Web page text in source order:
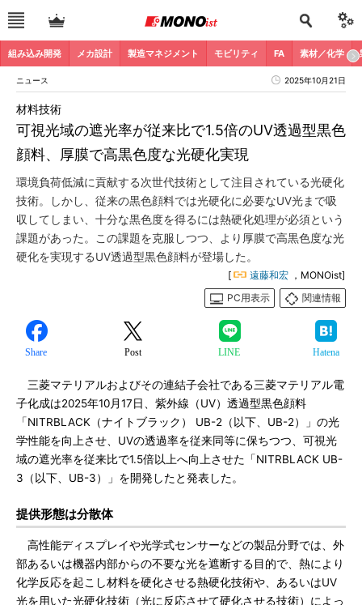
組み込み開発 メカ設計 製造マネジメント モビリティ FA 素材／化学
ニュース 2025年10月21日
可視光域の遮光率が従来比で1.5倍のUV透過型黒色
顔料、厚膜で高黒色度な光硬化実現
材料技術
環境負荷低減に貢献する次世代技術として注目されている光硬化
技術。しかし、従来の黒色顔料では光硬化に必要なUV光まで吸
収してしまい、十分な黒色度を得るには熱硬化処理が必須という
課題があった。この課題を克服しつつ、より厚膜で高黒色度な光
硬化を実現するUV透過型黒色顔料が登場した。
[ 遠藤和宏 ，MONOist]
PC用表示
関連情報
Share Post LINE Hatena
三菱マテリアルおよびその連結子会社である三菱マテリアル電
子化成は2025年10月17日、紫外線（UV）透過型黒色顔料
「NITRBLACK（ナイトブラック） UB-2（以下、UB-2）」の光
学性能を向上させ、UVの透過率を従来同等に保ちつつ、可視光
域の遮光率を従来比で1.5倍以上へ向上させた「NITRBLACK UB-
3（以下、UB-3）」を開発したと発表した。
提供形態は分散体
高性能ディスプレイや光学式センサーなどの製品分野では、外
部あるいは機器内部からの不要な光を遮断する目的で、熱により
化学反応を起こし材料を硬化させる熱硬化技術や、あるいはUV
光を用いた光硬化技術（光に反応させて硬化させる技術）によっ